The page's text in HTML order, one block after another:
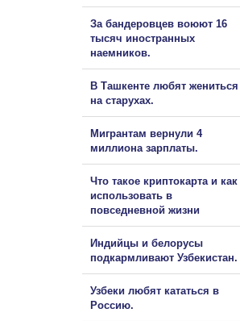
За бандеровцев воюют 16
тысяч иностранных
наемников.
В Ташкенте любят жениться
на старухах.
Мигрантам вернули 4
миллиона зарплаты.
Что такое криптокарта и как
использовать в
повседневной жизни
Индийцы и белорусы
подкармливают Узбекистан.
Узбеки любят кататься в
Россию.